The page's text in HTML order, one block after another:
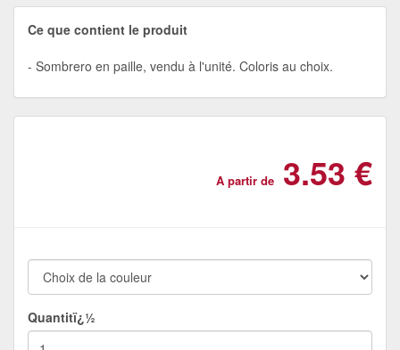
Ce que contient le produit
Sombrero en paille, vendu à l'unité. Coloris au choix.
A partir de 3.53 €
Quantitï¿½